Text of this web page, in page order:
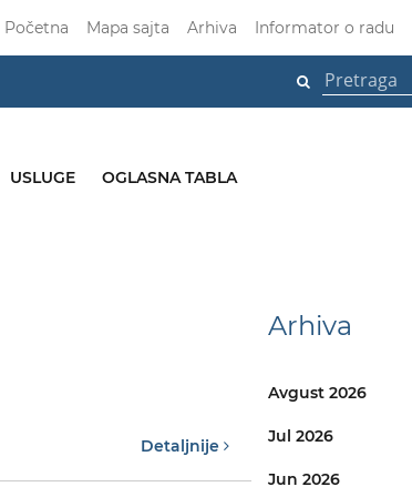
Početna Mapa sajta Arhiva Informator o radu
USLUGE OGLASNA TABLA
Detaljnije
Arhiva
Avgust 2026
Jul 2026
Jun 2026